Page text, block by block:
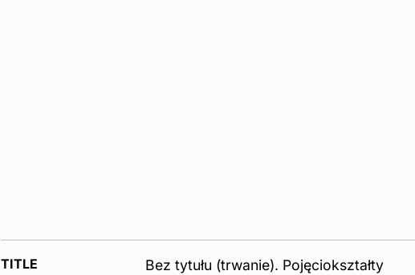
TITLE Bez tytułu (trwanie). Pojęciokształty